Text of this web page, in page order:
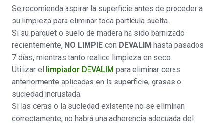
Se recomienda aspirar la superficie antes de proceder a
su limpieza para eliminar toda partícula suelta.
Si su parquet o suelo de madera ha sido barnizado
recientemente, NO LIMPIEcon DEVALIM hasta pasados
7 días, mientras tanto realice limpieza en seco.
Utilizar el limpiador DEVALIM para eliminar ceras
anteriormente aplicadas en la superficie, grasas o
suciedad incrustada.
Si las ceras o la suciedad existente no se eliminan
correctamente, no habrá una adherencia adecuada del